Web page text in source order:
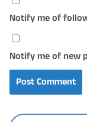
Notify me of
Notify me of new